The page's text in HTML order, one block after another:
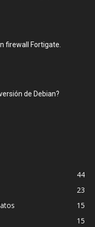
firewall Fortigate.
de Debian?
44
23
15
15